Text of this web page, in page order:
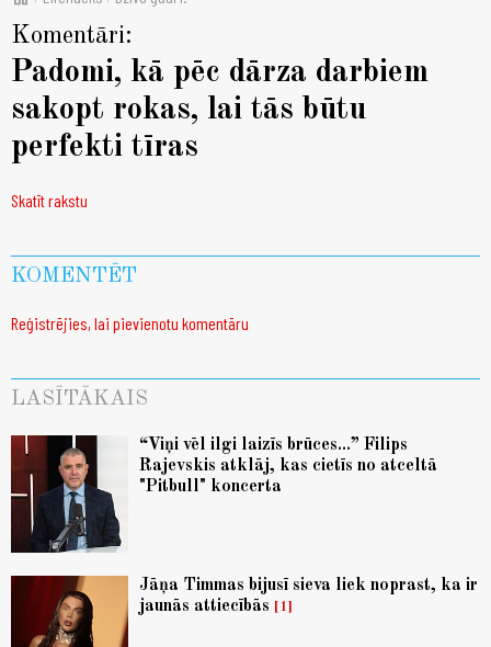
Komentāri:
Padomi, kā pēc dārza darbiem
sakopt rokas, lai tās būtu
perfekti tīras
Skatīt rakstu
KOMENTĒT
Reģistrējies, lai pievienotu komentāru
LASĪTĀKAIS
“Viņi vēl ilgi laizīs brūces...” Filips
Rajevskis atklāj, kas cietīs no atceltā
"Pitbull" koncerta
Jāņa Timmas bijusī sieva liek noprast, ka ir
jaunās attiecībās
1